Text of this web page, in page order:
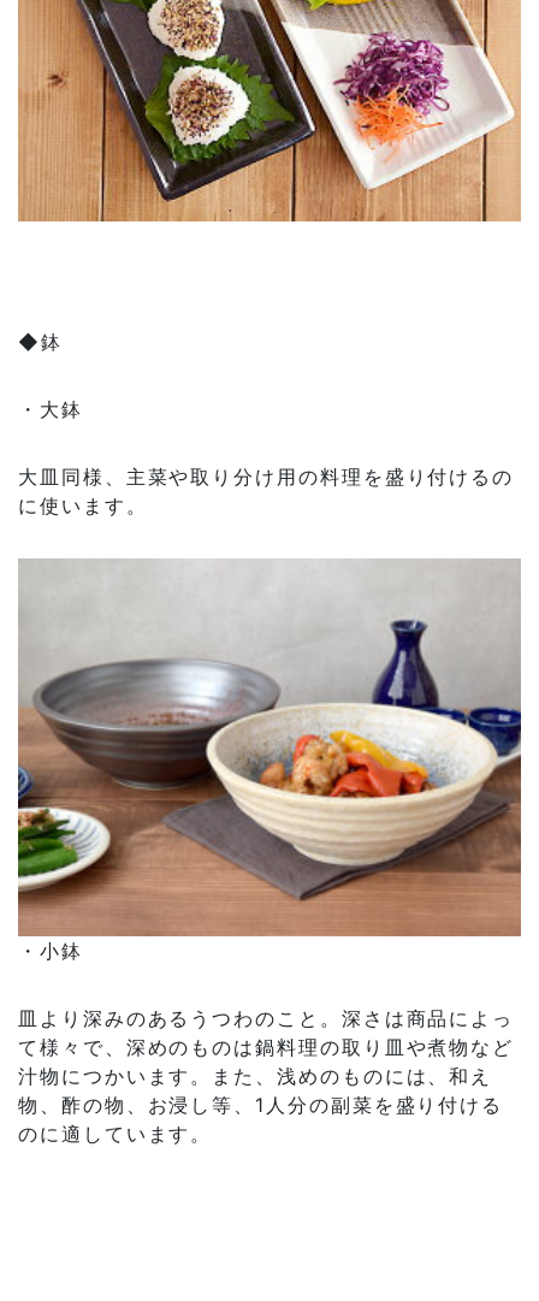
◆鉢
・大鉢
大皿同様、主菜や取り分け用の料理を盛り付けるの
に使います。
・小鉢
皿より深みのあるうつわのこと。深さは商品によっ
て様々で、深めのものは鍋料理の取り皿や煮物など
汁物につかいます。また、浅めのものには、和え
物、酢の物、お浸し等、1人分の副菜を盛り付ける
のに適しています。